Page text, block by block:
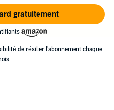
gratuitement
de résilier l'abonnement chaque